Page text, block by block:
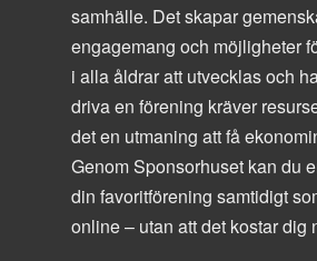
samhälle. Det skapar
engagemang och möjligheter
i alla åldrar att utvecklas och
driva en förening kräver
det en utmaning att få
Genom Sponsorhuset kan du
din favoritförening samtidigt
online – utan att det kostar dig